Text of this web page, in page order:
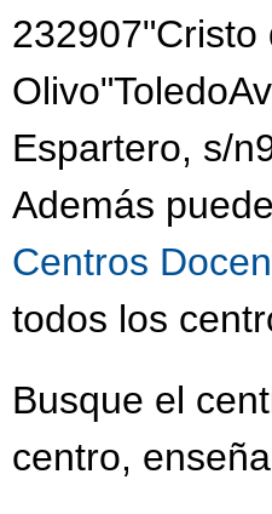
232907"Cristo
Espartero, s/
Además
Centros
todos los
Busque el
centro,